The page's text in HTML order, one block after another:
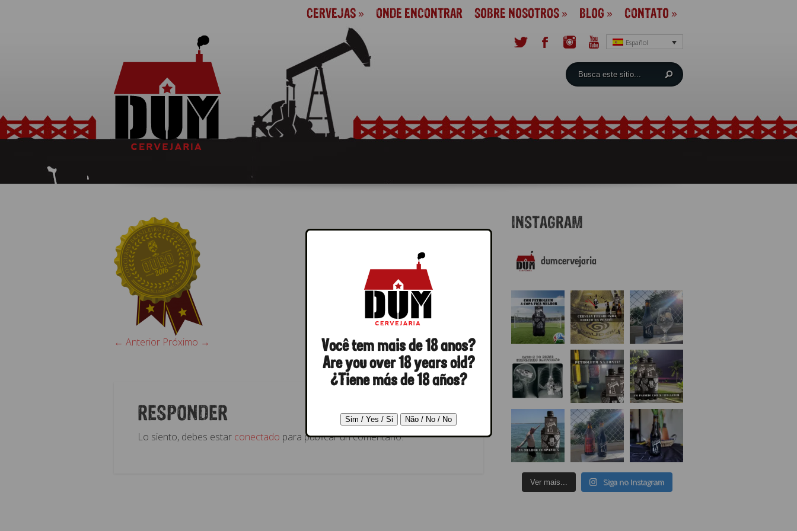
Español
CERVEJAS » ONDE ENCONTRAR SOBRE NOSOTROS » BLOG » CONTATO »
← Anterior Próximo →
RESPONDER
Lo siento, debes estar conectado para publicar un comentario.
INSTAGRAM
dumcervejaria
Ver mais... Siga no Instagram
Você tem mais de 18 anos?
Are you over 18 years old?
¿Tiene más de 18 años?